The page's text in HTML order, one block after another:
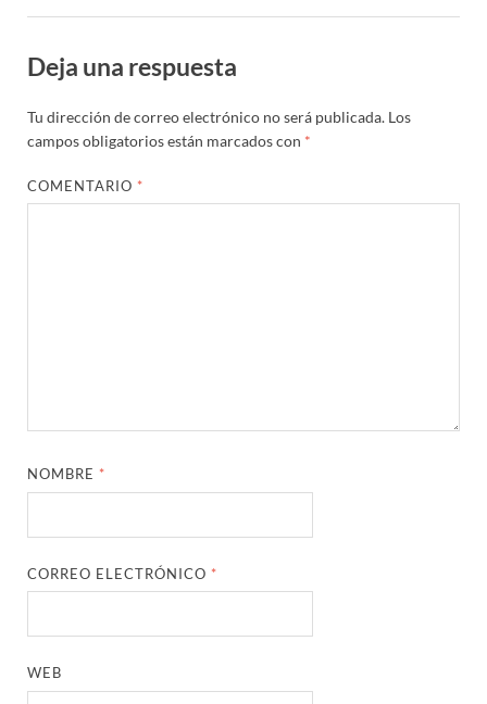
Deja una respuesta
Tu dirección de correo electrónico no será publicada. Los
campos obligatorios están marcados con *
COMENTARIO *
NOMBRE *
CORREO ELECTRÓNICO *
WEB